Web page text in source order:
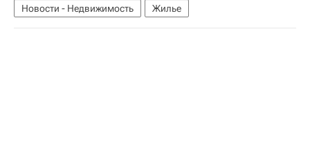
Новости - Недвижимость Жилье